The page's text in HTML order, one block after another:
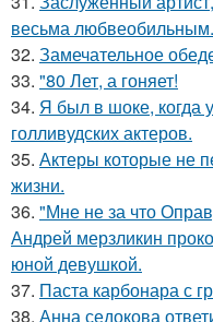
весьма любвеобильным.
32. Замечательное
33. "80 Лет, а гоняет!
34. Я был в шоке, когда
голливудских актеров.
35. Актеры которые не
жизни.
36. "Мне не за что
Андрей мерзликин
юной девушкой.
37. Паста карбонара с
38. Анна седокова